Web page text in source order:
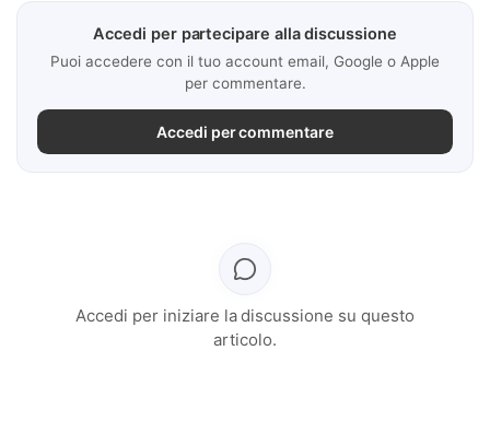
Accedi per partecipare alla discussione
Puoi accedere con il tuo account email, Google o Apple
per commentare.
Accedi per commentare
Accedi per iniziare la discussione su questo
articolo.